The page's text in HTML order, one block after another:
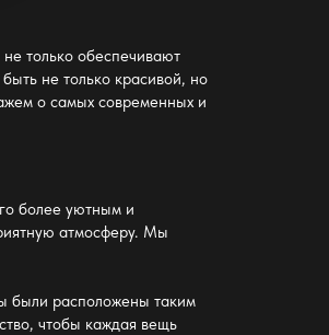
только обеспечивают
не только красивой, но
о самых современных и
более уютным и
атмосферу. Мы
были расположены таким
чтобы каждая вещь